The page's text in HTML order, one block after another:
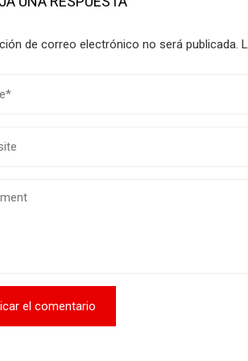
de correo electrónico no será publicada.